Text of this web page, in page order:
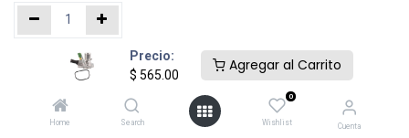
Precio:
$ 565.00
Agregar al Carrito
Home Search
0
Wishlist Cuenta
Añadir al carrito Comprar ahora
Agregar a la lista de deseos